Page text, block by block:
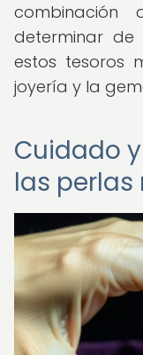
combinación
determinar
estos tesoros
joyería y la
Cuidado
las